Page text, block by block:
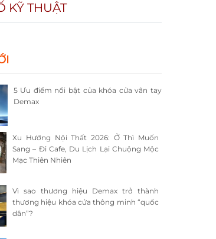
KỸ THUẬT
5 Ưu điểm nổi bật của khóa cửa vân tay
Demax
Xu Hướng Nội Thất 2026: Ở Thì Muốn
Sang – Đi Cafe, Du Lịch Lại Chuộng Mộc
Mạc Thiên Nhiên
Vì sao thương hiệu Demax trở thành
thương hiệu khóa cửa thông minh “quốc
dân”?